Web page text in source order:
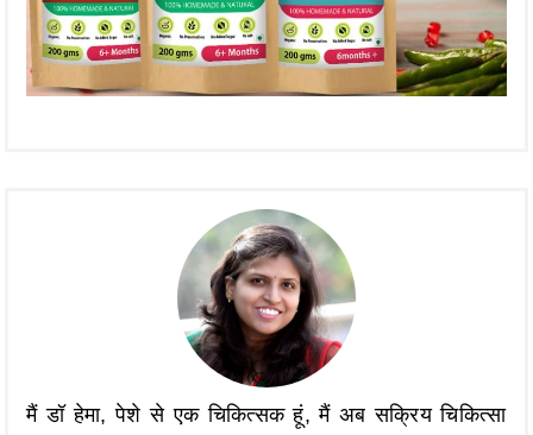
मैं डॉ हेमा, पेशे से एक चिकित्सक हूं, मैं अब सक्रिय चिकित्सा